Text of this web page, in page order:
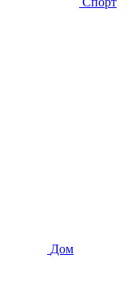
Дом